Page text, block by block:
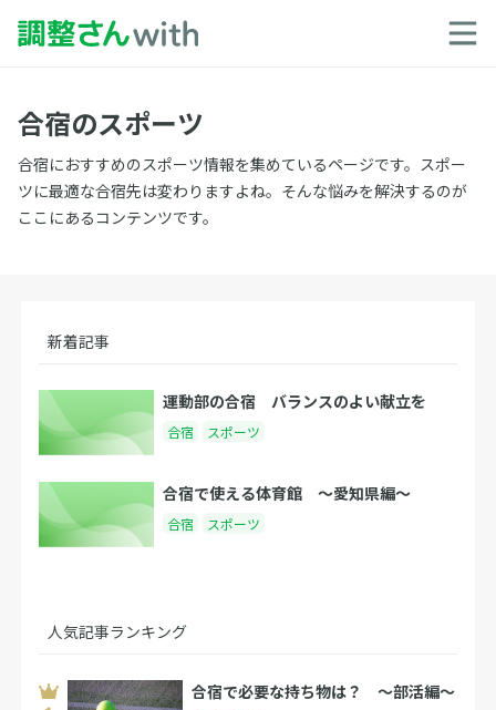
合宿のスポーツ
合宿におすすめのスポーツ情報を集めているページです。スポー
ツに最適な合宿先は変わりますよね。そんな悩みを解決するのが
ここにあるコンテンツです。
新着記事
運動部の合宿 バランスのよい献立を
合宿 スポーツ
合宿で使える体育館 〜愛知県編〜
合宿 スポーツ
人気記事ランキング
合宿で必要な持ち物は？ 〜部活編〜